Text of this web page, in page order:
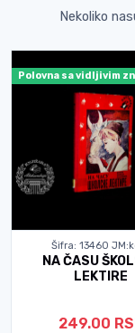
Nekoliko
Polovna sa vidljivim
Šifra: 13460
NA ČASU
LEKTIRE
249.00